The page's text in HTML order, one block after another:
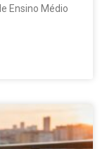
Ensino Médio